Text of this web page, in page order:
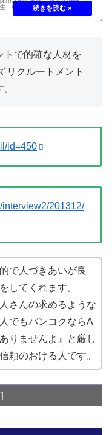
、給与システム、試用期間の条
に。 バンコクで、実際に担当営業
時の募集要項を詳しく解説。
トで的確な人材を
リクルートメント
id=450
interview2/201312/
で人づきあいが良
してくれます。
さんの求めるような
でもバンコクならA
りませんよ』と厳し
頼のおける人です。